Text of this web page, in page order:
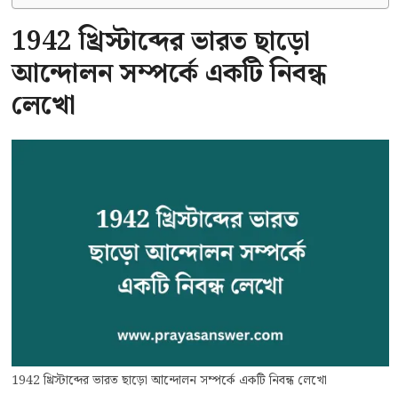
1942 খ্রিস্টাব্দের ভারত ছাড়ো
আন্দোলন সম্পর্কে একটি নিবন্ধ
লেখো
1942 খ্রিস্টাব্দের ভারত ছাড়ো আন্দোলন সম্পর্কে একটি নিবন্ধ লেখো